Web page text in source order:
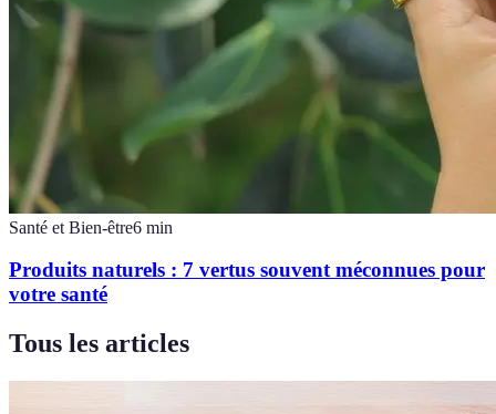
Santé et Bien-être6 min
Produits naturels : 7 vertus souvent méconnues pour
votre santé
Tous les articles